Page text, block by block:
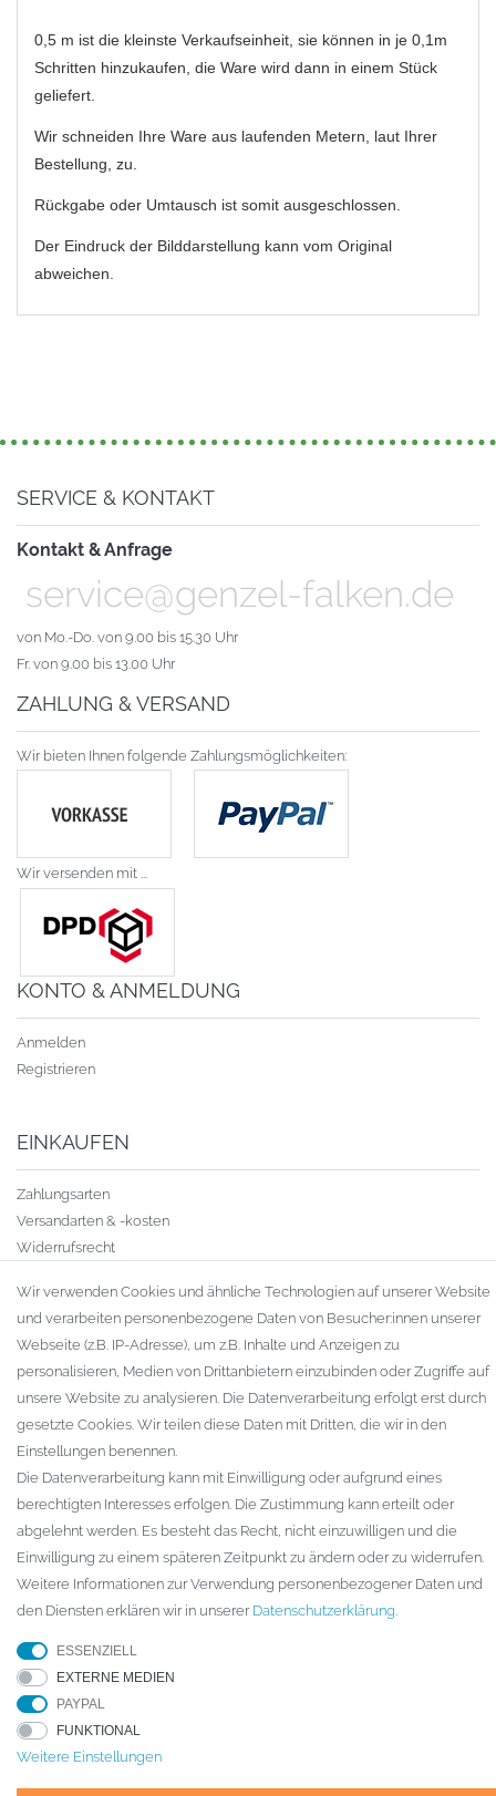
0,5 m ist die kleinste Verkaufseinheit, sie können in je 0,1m
Schritten hinzukaufen, die Ware wird dann in einem Stück
geliefert.
Wir schneiden Ihre Ware aus laufenden Metern, laut Ihrer
Bestellung, zu.
Rückgabe oder Umtausch ist somit ausgeschlossen.
Der Eindruck der Bilddarstellung kann vom Original
abweichen.
SERVICE & KONTAKT
Kontakt & Anfrage
service@genzel-falken.de
von Mo.-Do. von 9.00 bis 15.30 Uhr
Fr. von 9.00 bis 13.00 Uhr
ZAHLUNG & VERSAND
Wir bieten Ihnen folgende Zahlungsmöglichkeiten:
Wir versenden mit ...
KONTO & ANMELDUNG
Anmelden
Registrieren
EINKAUFEN
Zahlungsarten
Versandarten & -kosten
Widerrufsrecht
Zur Kasse
Gewerbekunden
KAUFVERTRAG WIDERRUFEN
UNTERNEHMEN
Datenschutzerklärung
Impressum
* Für Lieferungen nach Deutschland. Die Lieferzeiten für andere
Länder und die Informationen zur Berechnung des Liefertermins finden
Sie hier Versandarten & -kosten
Wir verwenden Cookies und ähnliche Technologien auf unserer Website
und verarbeiten personenbezogene Daten von Besucher:innen unserer
Webseite (z.B. IP-Adresse), um z.B. Inhalte und Anzeigen zu
personalisieren, Medien von Drittanbietern einzubinden oder Zugriffe auf
unsere Website zu analysieren. Die Datenverarbeitung erfolgt erst durch
gesetzte Cookies. Wir teilen diese Daten mit Dritten, die wir in den
Einstellungen benennen.
Die Datenverarbeitung kann mit Einwilligung oder aufgrund eines
berechtigten Interesses erfolgen. Die Zustimmung kann erteilt oder
abgelehnt werden. Es besteht das Recht, nicht einzuwilligen und die
Einwilligung zu einem späteren Zeitpunkt zu ändern oder zu widerrufen.
Weitere Informationen zur Verwendung personenbezogener Daten und
den Diensten erklären wir in unserer Daten­schutz­erklärung.
ESSENZIELL
EXTERNE MEDIEN
PAYPAL
FUNKTIONAL
Weitere Einstellungen